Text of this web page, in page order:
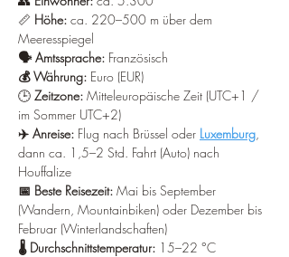
📏 Höhe: ca. 220–500 m über dem
Meeresspiegel
🗣️ Amtssprache: Französisch
💰 Währung: Euro (EUR)
🕒 Zeitzone: Mitteleuropäische Zeit (UTC+1 /
im Sommer UTC+2)
✈️ Anreise: Flug nach Brüssel oder Luxemburg
dann ca. 1,5–2 Std. Fahrt (Auto) nach
Houffalize
📅 Beste Reisezeit: Mai bis September
(Wandern, Mountainbiken) oder Dezember bis
Februar (Winterlandschaften)
🌡️ Durchschnittstemperatur: 15–22 °C